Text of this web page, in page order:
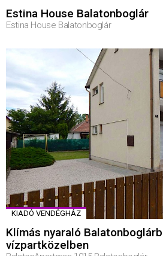
Estina House Balatonboglár
Estina House Balatonboglár
KIADÓ VENDÉGHÁZ
Klímás nyaraló
vízpartközelben